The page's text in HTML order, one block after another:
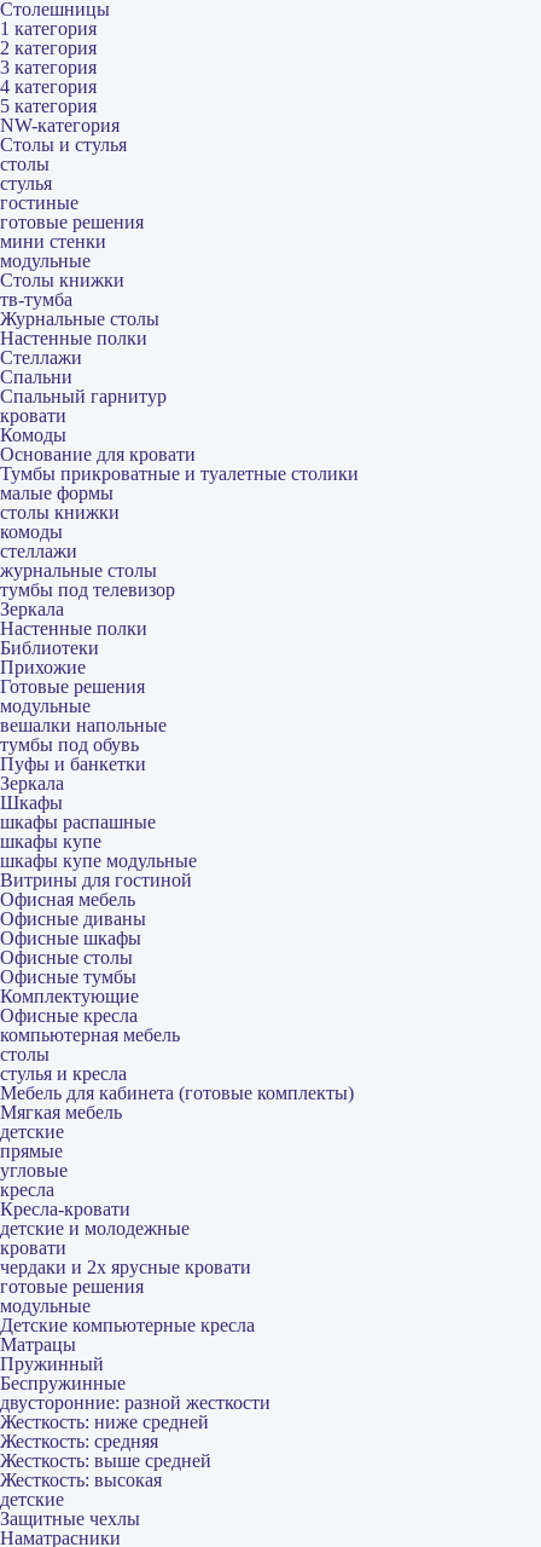
Столешницы
1 категория
2 категория
3 категория
4 категория
5 категория
NW-категория
Столы и стулья
столы
стулья
гостиные
готовые решения
мини стенки
модульные
Столы книжки
тв-тумба
Журнальные столы
Настенные полки
Стеллажи
Спальни
Спальный гарнитур
кровати
Комоды
Основание для кровати
Тумбы прикроватные и туалетные столики
малые формы
столы книжки
комоды
стеллажи
журнальные столы
тумбы под телевизор
Зеркала
Настенные полки
Библиотеки
Прихожие
Готовые решения
модульные
вешалки напольные
тумбы под обувь
Пуфы и банкетки
Зеркала
Шкафы
шкафы распашные
шкафы купе
шкафы купе модульные
Витрины для гостиной
Офисная мебель
Офисные диваны
Офисные шкафы
Офисные столы
Офисные тумбы
Комплектующие
Офисные кресла
компьютерная мебель
столы
стулья и кресла
Мебель для кабинета (готовые комплекты)
Мягкая мебель
детские
прямые
угловые
кресла
Кресла-кровати
детские и молодежные
кровати
чердаки и 2х ярусные кровати
готовые решения
модульные
Детские компьютерные кресла
Матрацы
Пружинный
Беспружинные
двусторонние: разной жесткости
Жесткость: ниже средней
Жесткость: средняя
Жесткость: выше средней
Жесткость: высокая
детские
Защитные чехлы
Наматрасники